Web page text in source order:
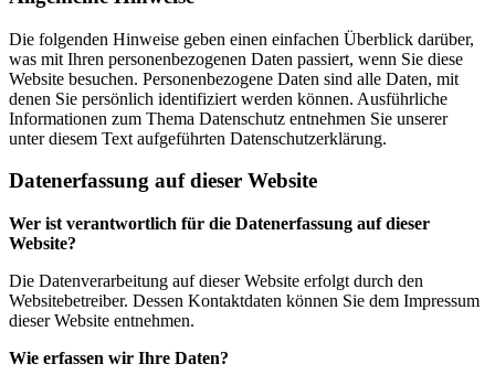
Die folgenden Hinweise geben einen einfachen Überblick darüber,
was mit Ihren personenbezogenen Daten passiert, wenn Sie diese
Website besuchen. Personenbezogene Daten sind alle Daten, mit
denen Sie persönlich identifiziert werden können. Ausführliche
Informationen zum Thema Datenschutz entnehmen Sie unserer
unter diesem Text aufgeführten Datenschutzerklärung.
Datenerfassung auf dieser Website
Wer ist verantwortlich für die Datenerfassung auf dieser
Website?
Die Datenverarbeitung auf dieser Website erfolgt durch den
Websitebetreiber. Dessen Kontaktdaten können Sie dem Impressum
dieser Website entnehmen.
Wie erfassen wir Ihre Daten?